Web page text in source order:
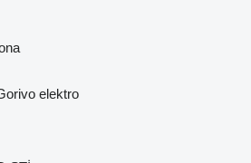
elektro